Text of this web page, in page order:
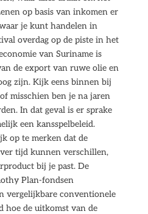
op basis van inkomen er
je kunt handelen in
overdag op de piste in het
van Suriname is
de export van ruwe olie en
zijn. Kijk eens binnen bij
misschien ben je na jaren
In dat geval is er sprake
een kansspelbeleid.
op te merken dat de
tijd kunnen verschillen,
bij je past. De
Plan-fondsen
vergelijkbare conventionele
hoe de uitkomst van de